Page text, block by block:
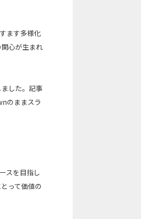
ます多様化
心が生まれ
した。記事
のままスラ
スを目指し
って価値の